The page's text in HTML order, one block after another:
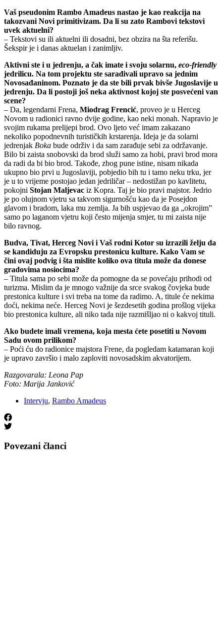
Vaš pseudonim Rambo Amadeus nastao je kao reakcija na
takozvani Novi primitivizam. Da li su zato Rambovi tekstovi
uvek aktuelni?
– Tekstovi su ili aktuelni ili dosadni, bez obzira na šta referišu.
Šekspir je i danas aktuelan i zanimljiv.
Aktivni ste i u jedrenju, a čak imate i svoju solarnu, eco-friendly
jedrilicu. Na tom projektu ste sarađivali upravo sa jednim
Novosađaninom. Poznato je da ste bili prvak bivše Jugoslavije u
jedrenju. Da li postoji još neka aktivnost kojoj ste posvećeni van
scene?
– Da, legendarni Frena, Miodrag Frencić, proveo je u Herceg
Novom u radionici ravno dvije godine, kao neki monah. Napravio je
svojim rukama prelijepi brod. Ovo ljeto već imam zakazano
nekoliko popodnevnih turističkih krstarenja. Ideja je da solarni
jedrenjak Boka bude održiv i da sam zarađuje sebi za održavanje.
Bilo bi zaista snobovski da brod služi samo za hobi, pravi brod mora
da radi da bi bio brod. Takođe, zbog pune istine, nisam nikada
ukupno bio prvi u Jugoslaviji, pobjedio bih tu i tamo neku trku, jer
je u to vrijeme postojao jedan jedriličar – nedostižan po kavlitetu,
pokojni Stojan Maljevac iz Kopra. Taj je bio pravi majstor. Jedrio
je po olujnom vjetru sa takvom sigurnošću kao da je Posejdon
glavom i bradom, laka mu zemlja. Ja bih uspjevao da ga „okrojim”
samo po laganom vjetru koji često mijenja smjer, tu mi zaista nije
bilo ravnog.
Budva, Tivat, Herceg Novi i Vaš rodni Kotor su izrazili želju da
se kandiduju za Evropsku prestonicu kulture. Kako Vam se
čini ovaj podvig i šta mislite koliko ova titula može da donese
gradovima nosiocima?
– Titula sama po sebi može da pomogne da se povećaju prihodi od
turizma. Mislim da je mnogo važnije da srce svakog čovjeka bude
prestonica kulture i svi treba na tome da radimo. A, titule će nekima
doći, nekima neće. Herceg Novi je šezdesetih godina prošlog vijeka
bio prestonica kulture, ali niko tada nije razmišljao ni o kakvoj tituli.
Ako budete imali vremena, koja mesta ćete posetiti u Novom
Sadu ovom prilikom?
– Poći ću do radionice majstora Frene, da pogledam katamaran koji
je upravo završio i malo zaploviti novosadskim akvatorijem.
Razgovarala: Leona Pap
Foto: Marija Janković
Intervju, Rambo Amadeus
Povezani članci